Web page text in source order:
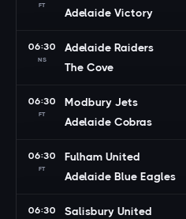
FT
Adelaide Victory
06:30
NS
Adelaide Raiders
The Cove
06:30
FT
Modbury Jets
Adelaide Cobras
06:30
FT
Fulham United
Adelaide Blue Eagles
06:30 Salisbury United